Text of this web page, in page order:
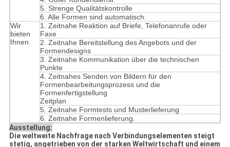
5. Strenge Qualitätskontrolle
6. Alle Formen sind automatisch.
Wir
bieten
Ihnen
1. Zeitnahe Reaktion auf Briefe, Telefonanrufe oder
Faxe
2. Zeitnahe Bereitstellung des Angebots und der
Formendesigns
3. Zeitnahe Kommunikation über die technischen
Punkte
4. Zeitnahes Senden von Bildern für den
Formenbearbeitungsprozess und die
Formenfertigstellung
Zeitplan
5. Zeitnahe Formtests und Musterlieferung
6. Zeitnahe Formenlieferung.
Ausstellung:
Die weltweite Nachfrage nach Verbindungselementen steigt
stetig, angetrieben von der starken Weltwirtschaft und einem